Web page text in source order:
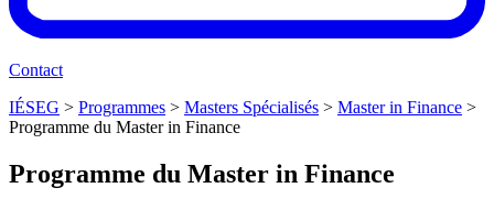
Contact
IÉSEG > Programmes > Masters Spécialisés > Master in Finance >
Programme du Master in Finance
Programme du Master in Finance